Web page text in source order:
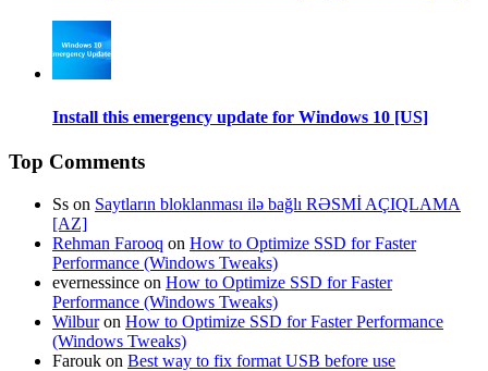
Install this emergency update for Windows 10 [US]
Top Comments
Ss on Saytların bloklanması ilə bağlı RƏSMİ AÇIQLAMA
[AZ]
Rehman Farooq on How to Optimize SSD for Faster
Performance (Windows Tweaks)
evernessince on How to Optimize SSD for Faster
Performance (Windows Tweaks)
Wilburon How to Optimize SSD for Faster Performance
(Windows Tweaks)
Farouk on Best way to fix format USB before use